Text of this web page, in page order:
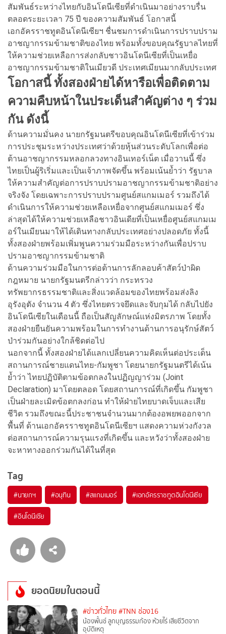
สัมพันธ์ระหว่างไทยกับอินโดนีเซียที่ดำเนินมาอย่างราบรื่น
ตลอดระยะเวลา 75 ปี ของความสัมพันธ์ โอกาสนี้
เอกอัครราชทูตอินโดนีเซียฯ ชื่นชมการดำเนินการปราบปราม
อาชญากรรมข้ามชาติของไทย พร้อมทั้งขอบคุณรัฐบาลไทยที่
ให้ความช่วยเหลือการส่งกลับชาวอินโดนีเซียที่เป็นเหยื่อ
อาชญากรรมข้ามชาติในเมียวดี ประเทศเมียนมากลับประเทศ
โอกาสนี้ ทั้งสองฝ่ายได้หารือเพื่อติดตาม
ความคืบหน้าในประเด็นสำคัญต่าง ๆ ร่วม
กัน ดังนี้
ด้านความมั่นคง นายกรัฐมนตรีขอบคุณอินโดนีเซียที่เข้าร่วม
การประชุมระหว่างประเทศว่าด้วยหุ้นส่วนระดับโลกเพื่อต่อ
ต้านอาชญากรรมหลอกลวงทางอินเทอร์เน็ต เมื่อวานนี้ ซึ่ง
ไทยเป็นผู้ริเริ่มและเป็นเจ้าภาพจัดขึ้น พร้อมเน้นย้ำว่า รัฐบาล
ให้ความสำคัญต่อการปราบปรามอาชญากรรมข้ามชาติอย่าง
จริงจัง โดยเฉพาะการปราบปรามศูนย์สแกมเมอร์ รวมถึงได้
ดำเนินการให้ความช่วยเหลือเหยื่อจากศูนย์สแกมเมอร์ ซึ่ง
ล่าสุดได้ให้ความช่วยเหลือชาวอินเดียที่เป็นเหยื่อศูนย์สแกมเม
อร์ในเมียนมาให้ได้เดินทางกลับประเทศอย่างปลอดภัย ทั้งนี้
ทั้งสองฝ่ายพร้อมเพิ่มพูนความร่วมมือระหว่างกันเพื่อปราบ
ปรามอาชญากรรมข้ามชาติ
ด้านความร่วมมือในการต่อต้านการลักลอบค้าสัตว์ป่าผิด
กฎหมาย นายกรัฐมนตรีกล่าวว่า กระทรวง
ทรัพยากรธรรมชาติและสิ่งแวดล้อมของไทยพร้อมส่งลิง
อุรังอุตัง จำนวน 4 ตัว ซึ่งไทยตรวจยึดและจับกุมได้ กลับไปยัง
อินโดนีเซียในเดือนนี้ ถือเป็นสัญลักษณ์แห่งมิตรภาพ โดยทั้ง
สองฝ่ายยืนยันความพร้อมในการทำงานด้านการอนุรักษ์สัตว์
ป่าร่วมกันอย่างใกล้ชิดต่อไป
นอกจากนี้ ทั้งสองฝ่ายได้แลกเปลี่ยนความคิดเห็นต่อประเด็น
สถานการณ์ชายแดนไทย-กัมพูชา โดยนายกรัฐมนตรีได้เน้น
ย้ำว่า ไทยปฏิบัติตามข้อตกลงในปฏิญญาร่วม (Joint
Declaration) มาโดยตลอด โดยสถานการณ์ที่เกิดขึ้น กัมพูชา
เป็นฝ่ายละเมิดข้อตกลงก่อน ทำให้ฝ่ายไทยบาดเจ็บและเสีย
ชีวิต รวมถึงขณะนี้ประชาชนจำนวนมากต้องอพยพออกจาก
พื้นที่ ด้านเอกอัครราชทูตอินโดนีเซียฯ แสดงความห่วงกังวล
ต่อสถานการณ์ความรุนแรงที่เกิดขึ้น และหวังว่าทั้งสองฝ่าย
จะหาทางออกร่วมกันได้ในที่สุด
Tag
#นายกฯ #อนุทิน #สแกมเมอร์ #เอกอัครราชทูตอินโดนีเซีย
#อินโดนีเซีย
ยอดนิยมในตอนนี้
#ข่าวทั่วไทย #TNN ช่อง16
น้องพั้นช์ ลูกบุญธรรมก้อง ห้วยไร่ เสียชีวิตจาก
อุบัติเหตุ